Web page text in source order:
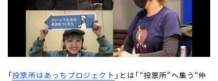
「投票所はあっちプロジェクト 」とは「“投票所”へ集う“仲